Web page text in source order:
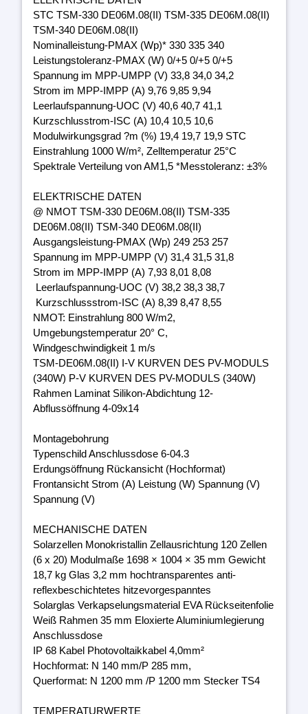
STC TSM-330 DE06M.08(II) TSM-335 DE06M.08(II)
TSM-340 DE06M.08(II)
Nominalleistung-PMAX (Wp)* 330 335 340
Leistungstoleranz-PMAX (W) 0/+5 0/+5 0/+5
Spannung im MPP-UMPP (V) 33,8 34,0 34,2
Strom im MPP-IMPP (A) 9,76 9,85 9,94
Leerlaufspannung-UOC (V) 40,6 40,7 41,1
Kurzschlusstrom-ISC (A) 10,4 10,5 10,6
Modulwirkungsgrad ?m (%) 19,4 19,7 19,9 STC
Einstrahlung 1000 W/m², Zelltemperatur 25°C
Spektrale Verteilung von AM1,5 *Messtoleranz: ±3%
ELEKTRISCHE DATEN
@ NMOT TSM-330 DE06M.08(II) TSM-335
DE06M.08(II) TSM-340 DE06M.08(II)
Ausgangsleistung-PMAX (Wp) 249 253 257
Spannung im MPP-UMPP (V) 31,4 31,5 31,8
Strom im MPP-IMPP (A) 7,93 8,01 8,08
Leerlaufspannung-UOC (V) 38,2 38,3 38,7
Kurzschlussstrom-ISC (A) 8,39 8,47 8,55
NMOT: Einstrahlung 800 W/m2,
Umgebungstemperatur 20° C,
Windgeschwindigkeit 1 m/s
TSM-DE06M.08(II) I-V KURVEN DES PV-MODULS
(340W) P-V KURVEN DES PV-MODULS (340W)
Rahmen Laminat Silikon-Abdichtung 12-
Abflussöffnung 4-09x14
Montagebohrung
Typenschild Anschlussdose 6-04.3
Erdungsöffnung Rückansicht (Hochformat)
Frontansicht Strom (A) Leistung (W) Spannung (V)
Spannung (V)
MECHANISCHE DATEN
Solarzellen Monokristallin Zellausrichtung 120 Zellen
(6 x 20) Modulmaße 1698 × 1004 × 35 mm Gewicht
18,7 kg Glas 3,2 mm hochtransparentes anti-
reflexbeschichtetes hitzevorgespanntes
Solarglas Verkapselungsmaterial EVA Rückseitenfolie
Weiß Rahmen 35 mm Eloxierte Aluminiumlegierung
Anschlussdose
IP 68 Kabel Photovoltaikkabel 4,0mm²
Hochformat: N 140 mm/P 285 mm,
Querformat: N 1200 mm /P 1200 mm Stecker TS4
TEMPERATURWERTE